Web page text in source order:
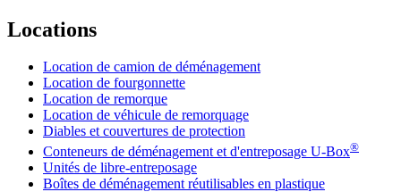
Locations
Location de camion de déménagement
Location de fourgonnette
Location de remorque
Location de véhicule de remorquage
Diables et couvertures de protection
Conteneurs de déménagement et d'entreposage U-Box®
Unités de libre-entreposage
Boîtes de déménagement réutilisables en plastique